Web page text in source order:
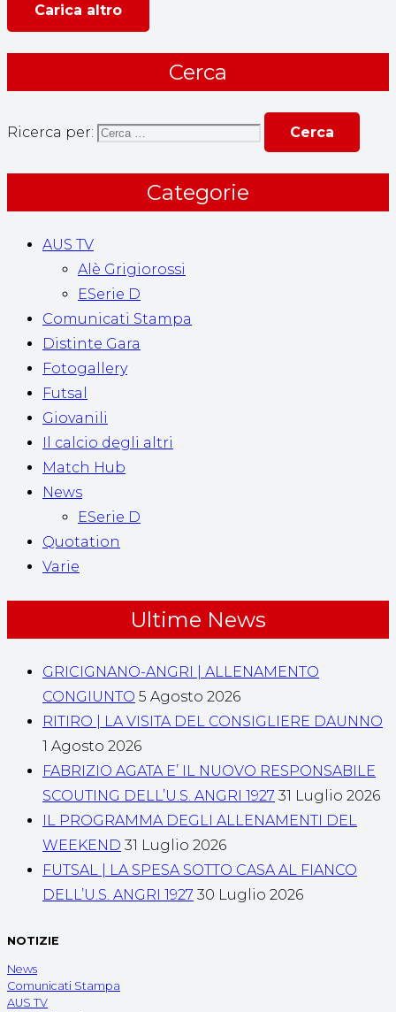
Carica altro
Cerca
Ricerca per:
Categorie
AUS TV
Alè Grigiorossi
ESerie D
Comunicati Stampa
Distinte Gara
Fotogallery
Futsal
Giovanili
Il calcio degli altri
Match Hub
News
ESerie D
Quotation
Varie
Ultime News
GRICIGNANO-ANGRI | ALLENAMENTO
CONGIUNTO 5 Agosto 2026
RITIRO | LA VISITA DEL CONSIGLIERE DAUNNO
1 Agosto 2026
FABRIZIO AGATA E’ IL NUOVO RESPONSABILE
SCOUTING DELL’U.S. ANGRI 1927 31 Luglio 2026
IL PROGRAMMA DEGLI ALLENAMENTI DEL
WEEKEND 31 Luglio 2026
FUTSAL | LA SPESA SOTTO CASA AL FIANCO
DELL’U.S. ANGRI 1927 30 Luglio 2026
NOTIZIE
News
Comunicati Stampa
AUS TV